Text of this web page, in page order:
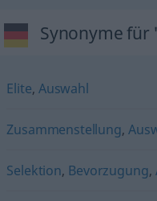
Synonyme für
Elite, Auswahl
Zusammenstellung,
Selektion, Bevorzugung,